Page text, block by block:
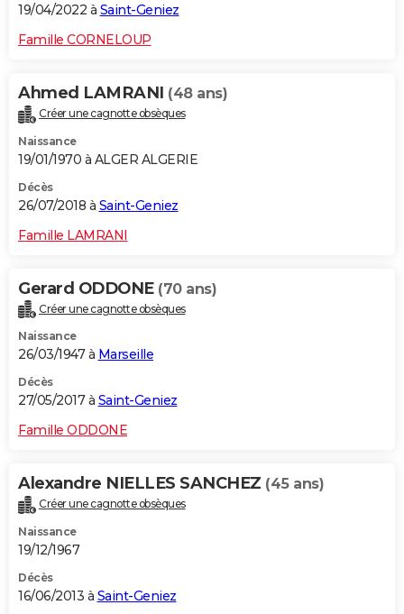
19/04/2022 à Saint-Geniez
Famille CORNELOUP
Ahmed LAMRANI (48 ans)
Créer une cagnotte obsèques
Naissance
19/01/1970 à ALGER ALGERIE
Décès
26/07/2018 à Saint-Geniez
Famille LAMRANI
Gerard ODDONE (70 ans)
Créer une cagnotte obsèques
Naissance
26/03/1947 à Marseille
Décès
27/05/2017 à Saint-Geniez
Famille ODDONE
Alexandre NIELLES SANCHEZ (45 ans)
Créer une cagnotte obsèques
Naissance
19/12/1967
Décès
16/06/2013 à Saint-Geniez